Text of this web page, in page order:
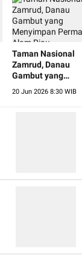
Taman Nasional
Zamrud, Danau
Gambut yang
20 Jun 2026 8:30 WIB